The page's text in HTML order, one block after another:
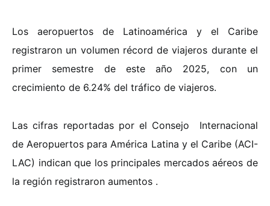
Los aeropuertos de Latinoamérica y el Caribe
registraron un volumen récord de viajeros durante el
primer semestre de este año 2025, con un
crecimiento de 6.24% del tráfico de viajeros.
Las cifras reportadas por el Consejo Internacional
de Aeropuertos para América Latina y el Caribe (ACI-
LAC) indican que los principales mercados aéreos de
la región registraron aumentos .